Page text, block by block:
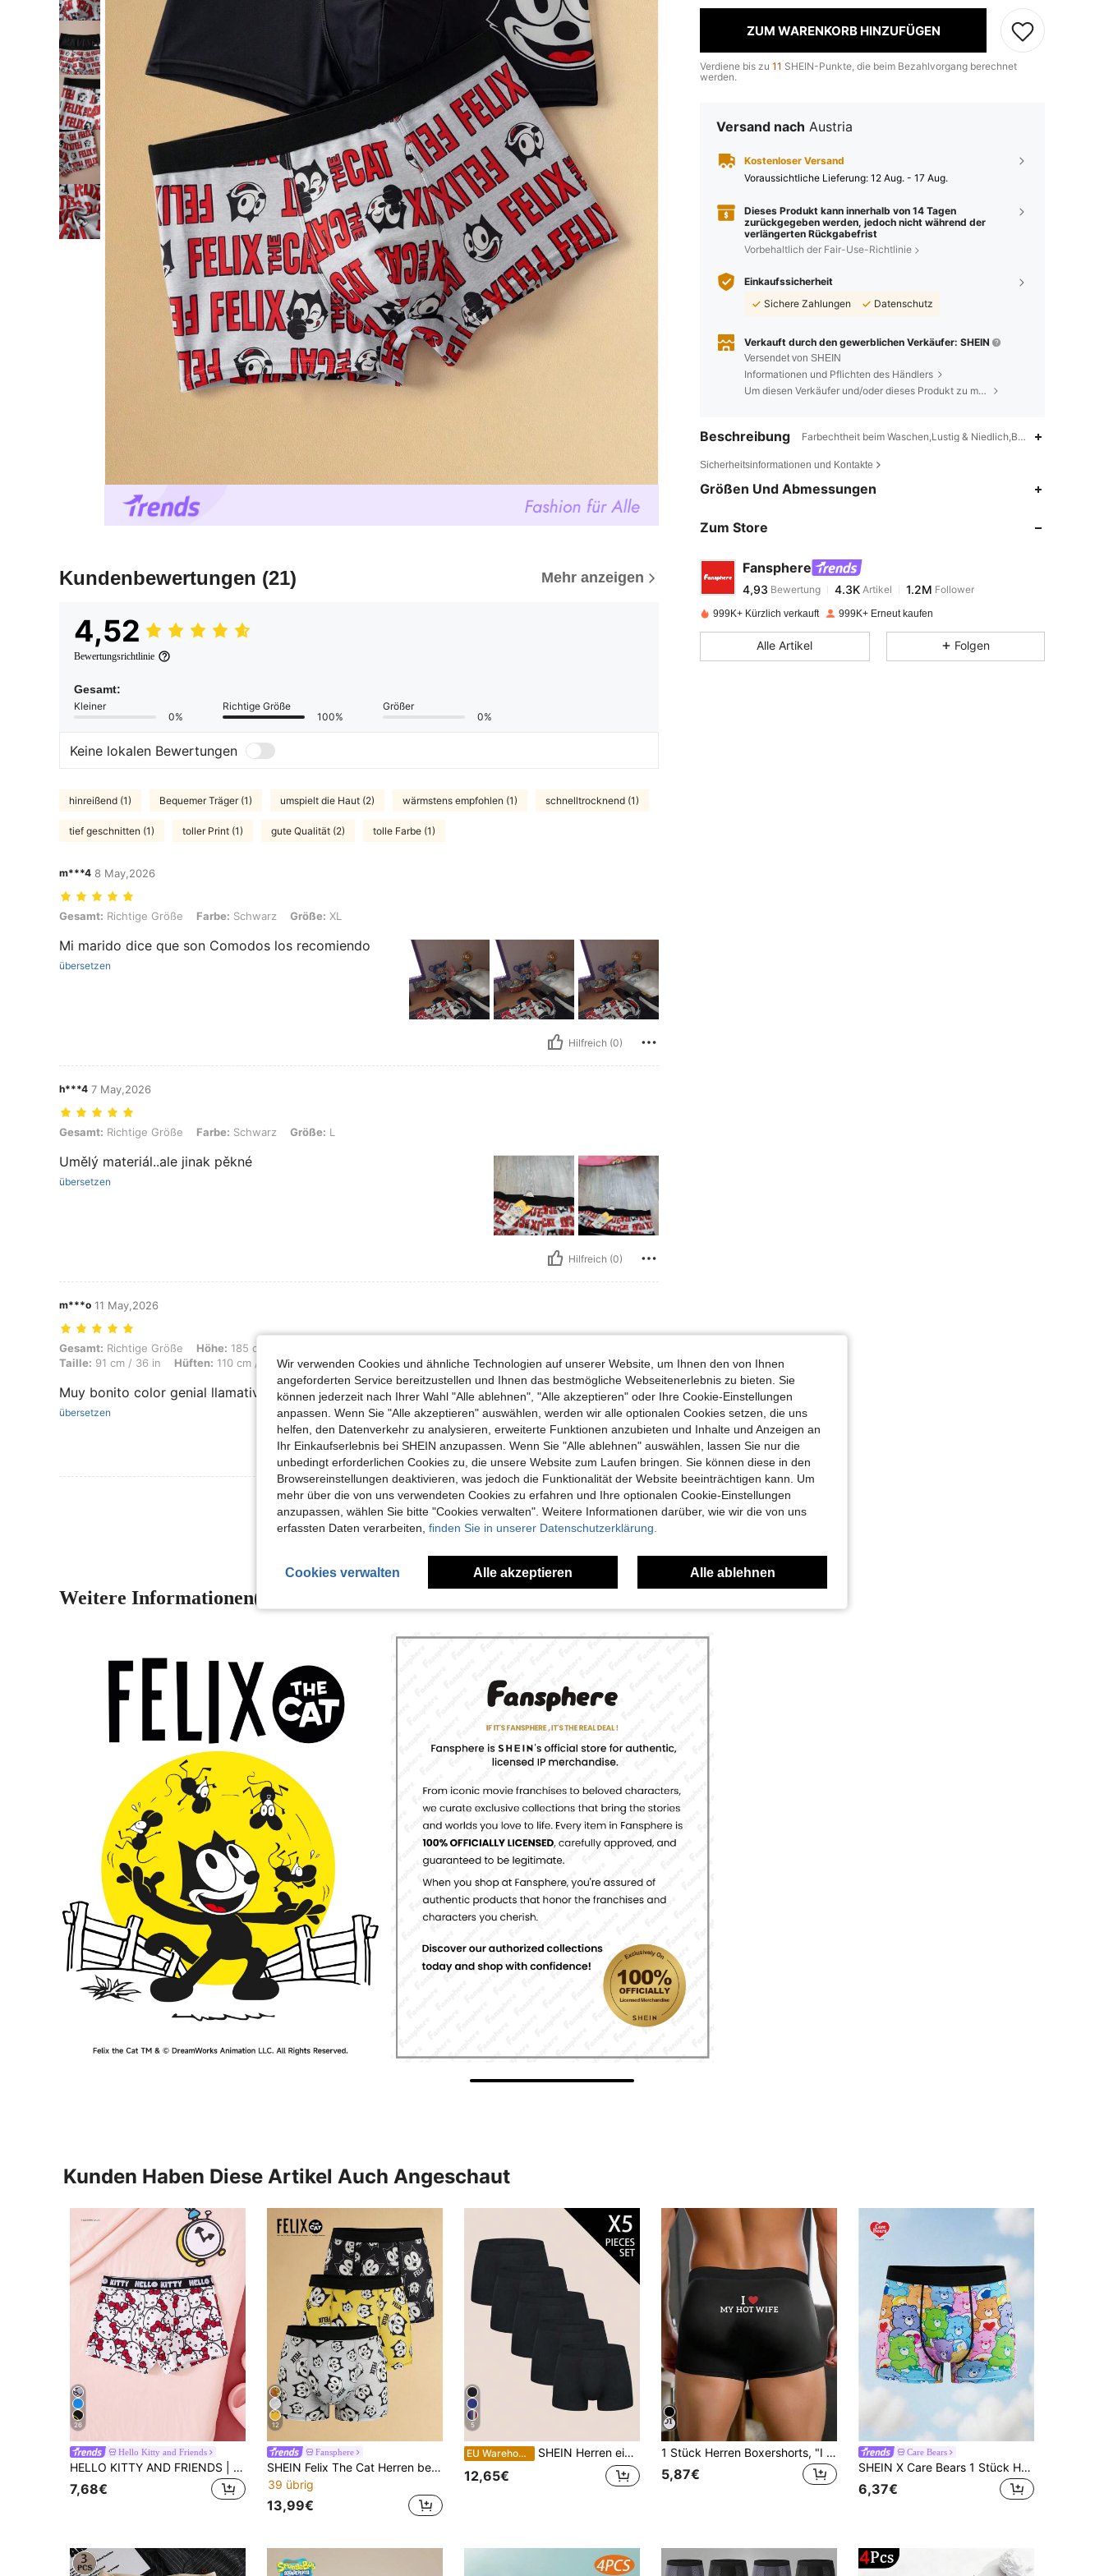
Kundenbewertungen (21) Mehr anzeigen
4,52
Bewertungsrichtlinie
Gesamt:
Kleiner
0%
Richtige Größe
100%
Größer
0%
Keine lokalen Bewertungen
hinreißend (1) Bequemer Träger (1) umspielt die Haut (2) wärmstens empfohlen (1) schnelltrocknend (1)
tief geschnitten (1) toller Print (1) gute Qualität (2) tolle Farbe (1)
m***4 8 May,2026
Gesamt: Richtige Größe, Farbe: Schwarz, Größe: XL
Gesamt: Richtige Größe Farbe: Schwarz Größe: XL
Mi marido dice que son Comodos los recomiendo
übersetzen
Hilfreich (0)
h***4 7 May,2026
Gesamt: Richtige Größe, Farbe: Schwarz, Größe: L
Gesamt: Richtige Größe Farbe: Schwarz Größe: L
Umělý materiál..ale jinak pěkné
übersetzen
Hilfreich (0)
m***o 11 May,2026
Gesamt: Richtige Größe, Höhe: 185 cm / 73 in, Gewicht: 87 kg / 192 lbs, Brust: 107 cm / 42 in, Taille: 91 cm / 36 in, Hüften: 110 cm / 43 in, Farbe: Schwarz, Größe: XXL
Gesamt: Richtige Größe Höhe: 185 cm / 73 in
Taille: 91 cm / 36 in Hüften: 110 cm / 43 in Farbe:Schwarz Größe:XXL
Muy bonito color genial llamativo.
übersetzen
Hilfreich (0)
Mehr Bewertungen Ansehen
ZUM WARENKORB HINZUFÜGEN
Verdiene bis zu 11 SHEIN-Punkte, die beim Bezahlvorgang berechnet
werden.
Versand nach Austria
Kostenloser Versand
Voraussichtliche Lieferung: 12 Aug. - 17 Aug.
Dieses Produkt kann innerhalb von 14 Tagen
zurückgegeben werden, jedoch nicht während der
verlängerten Rückgabefrist
Vorbehaltlich der Fair-Use-Richtlinie
Einkaufssicherheit
Sichere Zahlungen
Datenschutz
Verkauft durch den gewerblichen Verkäufer: SHEIN
Versendet von SHEIN
Informationen und Pflichten des Händlers
Um diesen Verkäufer und/oder dieses Produkt zu melden
Beschreibung Farbechtheit beim Waschen,Lustig &
Sicherheitsinformationen und Kontakte
Größen Und Abmessungen
Zum Store
Fansphere
4,93
4,93Bewertung 4.3K
f***8bezahltVor 1 Tag
999K+ Kürzlich verkauft 999K+ Erneut kaufen
Alle Artikel Folgen
Weitere Informationen(2)
Kunden Haben Diese Artikel Auch Angeschaut
26
Hello Kitty and Friends
HELLO KITTY AND FRIENDS | SHEIN Herren Cartoon & Buchstaben Grafik niedliche Boxershorts
7,68€
12
Fansphere
SHEIN Felix The Cat Herren bequeme, atmungsaktive, weiche Boxer-Shorts mit Cartoon-Katzen-Muster
39 übrig
13,99€
5
EU Warehouse SHEIN Herren einfarbige modische Unterwäsche, geeignet für den Sommer
12,65€
1 Stück Herren Boxershorts, "I Love MY HOT WIFE" Muster, geeignet für Paare Alltag/Überraschung, elastischer Bund, weiche und bequeme Unterwäsche
5,87€
Care Bears
SHEIN X Care Bears 1 Stück Herren Unterhose mit Cartoon Bären Muster und Farbblockdesign
6,37€
Wir verwenden Cookies und ähnliche Technologien auf unserer Website, um Ihnen den von Ihnen
angeforderten Service bereitzustellen und Ihnen das bestmögliche Webseitenerlebnis zu bieten. Sie
können jederzeit nach Ihrer Wahl "Alle ablehnen", "Alle akzeptieren" oder Ihre Cookie-Einstellungen
anpassen. Wenn Sie "Alle akzeptieren" auswählen, werden wir alle optionalen Cookies setzen, die uns
helfen, den Datenverkehr zu analysieren, erweiterte Funktionen anzubieten und Inhalte und Anzeigen an
Ihr Einkaufserlebnis bei SHEIN anzupassen. Wenn Sie "Alle ablehnen" auswählen, lassen Sie nur die
unbedingt erforderlichen Cookies zu, die unsere Website zum Laufen bringen. Sie können diese in den
Browsereinstellungen deaktivieren, was jedoch die Funktionalität der Website beeinträchtigen kann. Um
mehr über die von uns verwendeten Cookies zu erfahren und Ihre optionalen Cookie-Einstellungen
anzupassen, wählen Sie bitte "Cookies verwalten". Weitere Informationen darüber, wie wir die von uns
erfassten Daten verarbeiten, finden Sie in unserer Datenschutzerklärung.
Cookies verwalten Alle akzeptieren Alle ablehnen